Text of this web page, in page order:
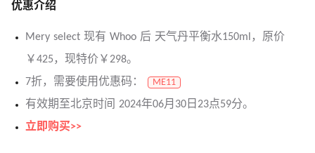
优惠介绍
Mery select 现有 Whoo 后 天气丹平衡水150ml，原价
￥425，现特价￥298。
7折，需要使用优惠码：
ME11
有效期至北京时间 2024年06月30日23点59分。
立即购买>>